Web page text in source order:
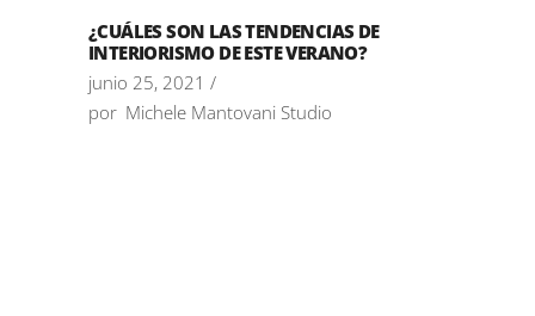
¿CUÁLES SON LAS TENDENCIAS DE
INTERIORISMO DE ESTE VERANO?
junio 25, 2021
por Michele Mantovani Studio